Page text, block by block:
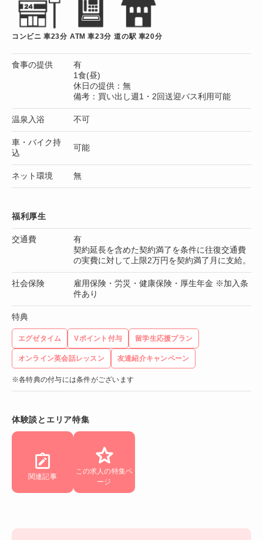
コンビニ 車23分 ATM 車23分 道の駅 車20分
食事の提供
有
1食(昼)
休日の提供：無
備考：買い出し週1・2回送迎バス利用可能
温泉入浴 不可
車・バイク持
込
可能
ネット環境 無
福利厚生
交通費
有
契約延長を含めた契約満了を条件に往復交通費
の実費に対して上限2万円を契約満了月に支給。
社会保険
雇用保険・労災・健康保険・厚生年金 ※加入条
件あり
特典
エグゼタイム Vポイント付与 留学生応援プラン
オンライン英会話レッスン 友達紹介キャンペーン
※各特典の付与には条件がございます
体験談とエリア特集
関連記事
この求人の特集ペ
ージ